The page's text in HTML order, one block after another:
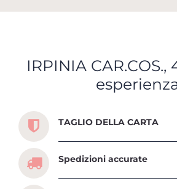
IRPINIA
Scopri tutti i servizi che ti
TAGLIO DELLA CARTA
Spedizioni accurate